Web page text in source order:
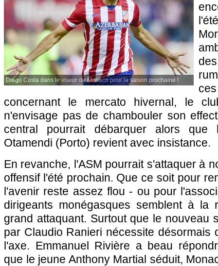
Diego Costa dans le viseur de Monaco pour la saison prochaine !
concernant le mercato hivernal, le
n'envisage pas de chambouler son
central pourrait débarquer alors
Otamendi (Porto) revient avec insistance.
En revanche, l'ASM pourrait s'attaquer à
offensif l'été prochain. Que ce soit pour
l'avenir reste assez flou - ou pour
dirigeants monégasques semblent à la
grand attaquant. Surtout que le nouveau
par Claudio Ranieri nécessite désormais
l'axe. Emmanuel Rivière a beau
que le jeune Anthony Martial séduit,